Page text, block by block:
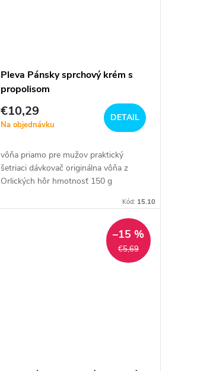
Pleva Pánsky sprchový krém s
propolisom
€10,29
Na objednávku
DETAIL
vôňa priamo pre mužov praktický
šetriaci dávkovač originálna vôňa z
Orlických hôr hmotnosť 150 g
Kód: 15.10
€5,69
–15 %